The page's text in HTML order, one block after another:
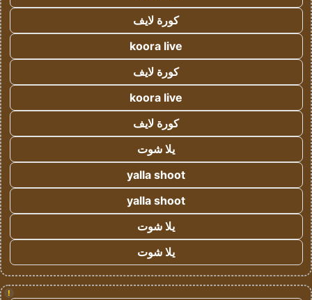
كورة لايف
koora live
كورة لايف
koora live
كورة لايف
يلا شوت
yalla shoot
yalla shoot
يلا شوت
يلا شوت
!